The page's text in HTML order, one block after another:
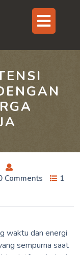
Comments
1
waktu dan energi
sempurna saat